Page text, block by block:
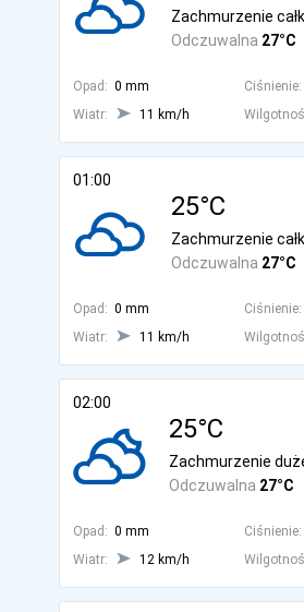
Odczuwalna 27°C
Zachmurzenie
Opad: 0 mm Ciśnienie:
Wiatr:
11 km/h
01:00
25°C
Odczuwalna 27°C
Zachmurzenie
Opad: 0 mm Ciśnienie:
Wiatr:
11 km/h
02:00
25°C
Odczuwalna 27°C
Zachmurzenie
Opad: 0 mm Ciśnienie:
Wiatr:
12 km/h